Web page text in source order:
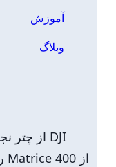
آموزش
وبلاگ
از Matrice 400 رونمایی کرد